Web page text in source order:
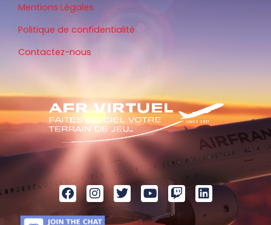
Mentions Légales
Politique de confidentialité
Contactez-nous